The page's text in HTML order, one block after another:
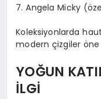
7. Angela Micky
Koleksiyonlarda
modern çizgiler öne
YOĞUN
İLGİ